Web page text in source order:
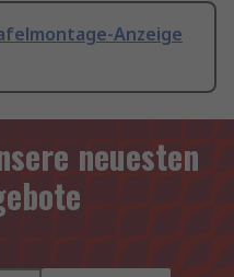
Anzeige
neuesten